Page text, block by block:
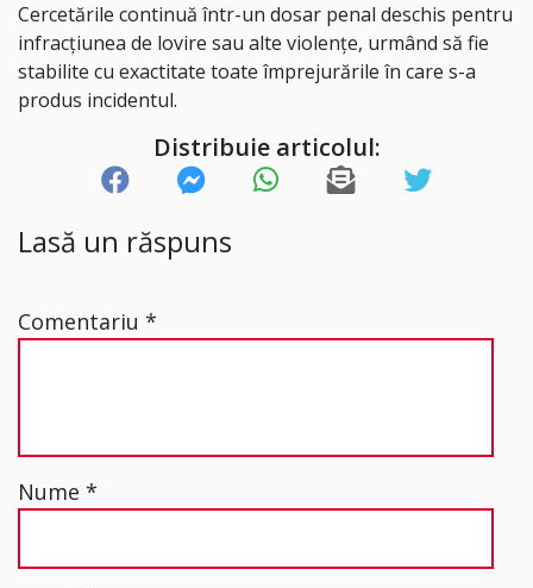
Cercetările continuă într-un dosar penal deschis pentru
infracțiunea de lovire sau alte violențe, urmând să fie
stabilite cu exactitate toate împrejurările în care s-a
produs incidentul.
Distribuie articolul:
Lasă un răspuns
Comentariu *
Nume *